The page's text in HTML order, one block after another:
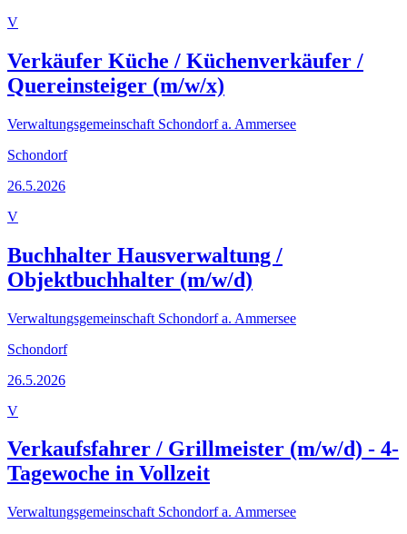
V
Verkäufer Küche / Küchenverkäufer /
Quereinsteiger (m/w/x)
Verwaltungsgemeinschaft Schondorf a. Ammersee
Schondorf
26.5.2026
V
Buchhalter Hausverwaltung /
Objektbuchhalter (m/w/d)
Verwaltungsgemeinschaft Schondorf a. Ammersee
Schondorf
26.5.2026
V
Verkaufsfahrer / Grillmeister (m/w/d) - 4-
Tagewoche in Vollzeit
Verwaltungsgemeinschaft Schondorf a. Ammersee